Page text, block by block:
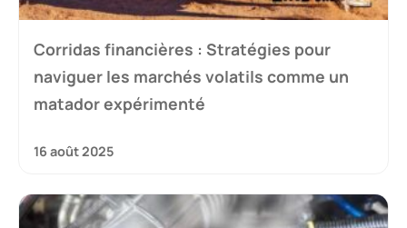
Corridas financières : Stratégies pour
naviguer les marchés volatils comme un
matador expérimenté
16 août 2025